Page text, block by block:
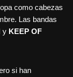
como cabezas
Las bandas
y KEEP OF
si han